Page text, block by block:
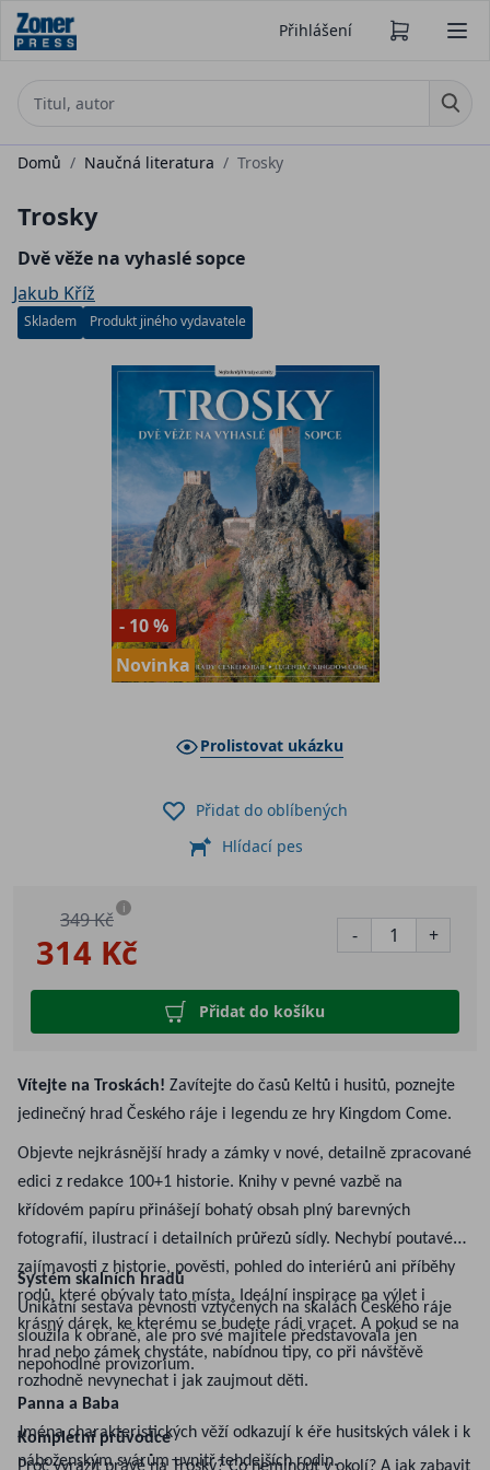
Přihlášení
Domů / Naučná literatura / Trosky
Trosky
Dvě věže na vyhaslé sopce
Jakub Kříž
Skladem Produkt jiného vydavatele
- 10 %
Novinka
Prolistovat ukázku
314 Kč
349 Kč i
- +
Přidat do košíku
Přidat do oblíbených
Hlídací pes
Vítejte na Troskách! Zavítejte do časů Keltů i husitů, poznejte
jedinečný hrad Českého ráje i legendu ze hry Kingdom Come.
Objevte nejkrásnější hrady a zámky v nové, detailně zpracované
edici z redakce 100+1 historie. Knihy v pevné vazbě na
křídovém papíru přinášejí bohatý obsah plný barevných
fotografií, ilustrací i detailních průřezů sídly. Nechybí poutavé
zajímavosti z historie, pověsti, pohled do interiérů ani příběhy
rodů, které obývaly tato místa. Ideální inspirace na výlet i
krásný dárek, ke kterému se budete rádi vracet. A pokud se na
hrad nebo zámek chystáte, nabídnou tipy, co při návštěvě
rozhodně nevynechat i jak zaujmout děti.
Kompletní průvodce
Systém skalních hradů
Unikátní sestava pevností vztyčených na skalách Českého ráje
sloužila k obraně, ale pro své majitele představovala jen
nepohodlné provizorium.
Panna a Baba
Jména charakteristických věží odkazují k éře husitských válek i k
náboženským svárům uvnitř tehdejších rodin.